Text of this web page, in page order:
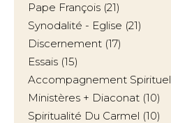
Pape François (21)
Synodalité - Eglise (21)
Discernement (17)
Essais (15)
Accompagnement Spirituel
Ministères + Diaconat (10)
Spiritualité Du Carmel (10)